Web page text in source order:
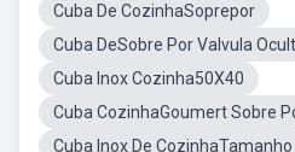
Cuba De CozinhaSoprepor
Cuba DeSobre Por Valvula
Cuba Inox Cozinha50X40
Cuba CozinhaGoumert Sobre
Cuba Inox De CozinhaTamanho